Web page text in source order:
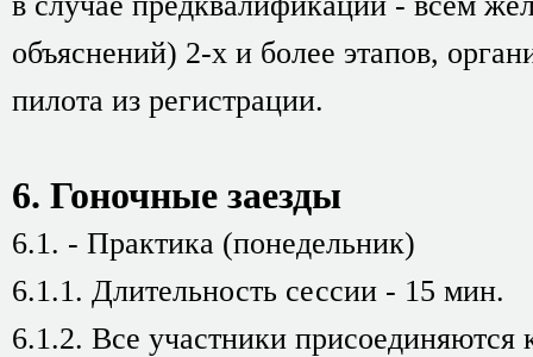
объяснений) 2-х и более этапов,
пилота из регистрации.
6. Гоночные заезды
6.1. - Практика (понедельник)
6.1.1. Длительность сессии - 15 мин.
6.1.2. Все участники присоединяются